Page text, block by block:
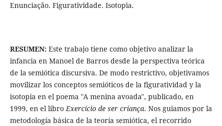
Enunciação. Figuratividade. Isotopia.
RESUMEN: Este trabajo tiene como objetivo analizar la
infancia en Manoel de Barros desde la perspectiva teórica
de la semiótica discursiva. De modo restrictivo, objetivamos
movilizar los conceptos semióticos de la figuratividad y la
isotopía en el poema "A menina avoada", publicado, en
1999, en el libroExercício de ser criança. Nos guiamos por la
metodología básica de la teoría semiótica, el recorrido